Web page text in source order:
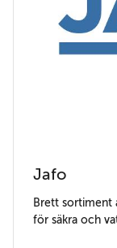
Jafo
Brett sortiment
för säkra och